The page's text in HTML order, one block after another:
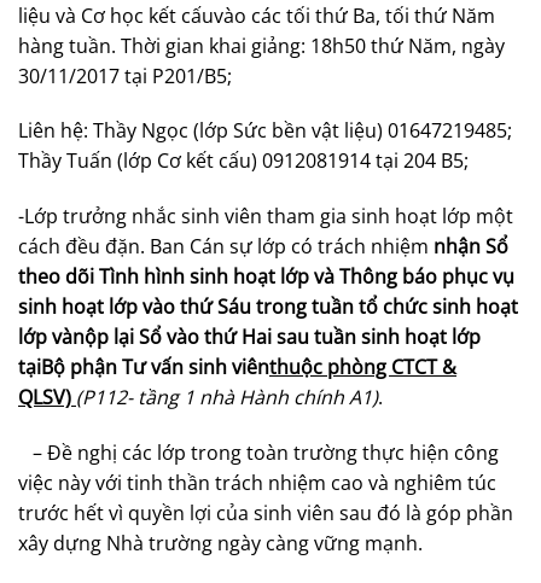
liệu và Cơ học kết cấuvào các tối thứ Ba, tối thứ Năm
hàng tuần. Thời gian khai giảng: 18h50 thứ Năm, ngày
30/11/2017 tại P201/B5;
Liên hệ: Thầy Ngọc (lớp Sức bền vật liệu) 01647219485;
Thầy Tuấn (lớp Cơ kết cấu) 0912081914 tại 204 B5;
-Lớp trưởng nhắc sinh viên tham gia sinh hoạt lớp một
cách đều đặn. Ban Cán sự lớp có trách nhiệm nhận Sổ
theo dõi Tình hình sinh hoạt lớp và Thông báo phục vụ
sinh hoạt lớp vào thứ Sáu trong tuần tổ chức sinh hoạt
lớp vànộp lại Sổ vào thứ Hai sau tuần sinh hoạt lớp
tạiBộ phận Tư vấn sinh viênthuộc phòng CTCT &
QLSV) (P112- tầng 1 nhà Hành chính A1).
– Đề nghị các lớp trong toàn trường thực hiện công
việc này với tinh thần trách nhiệm cao và nghiêm túc
trước hết vì quyền lợi của sinh viên sau đó là góp phần
xây dựng Nhà trường ngày càng vững mạnh.